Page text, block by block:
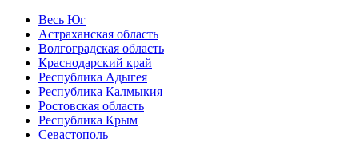
Весь Юг
Астраханская область
Волгоградская область
Краснодарский край
Республика Адыгея
Республика Калмыкия
Ростовская область
Республика Крым
Севастополь